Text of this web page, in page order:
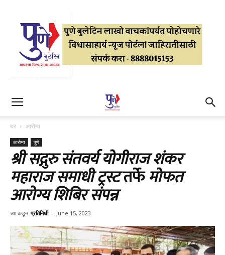
घर आरोग्य
आरोग्य पुणे
श्री सद्गुरु संतवर्य योगीराज शंकर
महाराज समाधी ट्रस्टतर्फेमोफत
आरोग्य शिबिर संपन्न
च्या कडून प्रतिनिधी - June 15, 2023